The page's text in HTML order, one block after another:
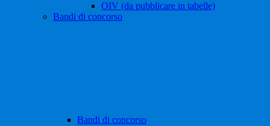
OIV (da pubblicare in tabelle)
Bandi di concorso
Bandi di concorso